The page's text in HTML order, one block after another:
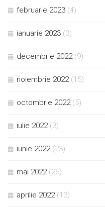
februarie 2023 (4)
ianuarie 2023 (3)
decembrie 2022(9)
noiembrie 2022(15)
octombrie 2022(5)
iulie 2022(3)
iunie 2022(23)
mai 2022(26)
aprilie 2022(13)